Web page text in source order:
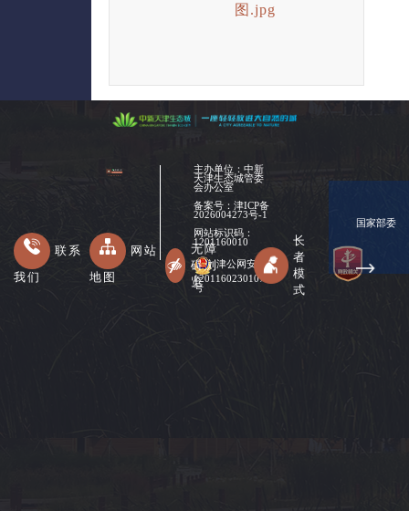
图.jpg
主办单位：中新
天津生态城管委
会办公室
备案号： 津ICP备
2026004273号-1
网站标识码：
1201160010
津公网安备
12011602301078
号
联系
我们
网站
地图
无障
碍浏
览
长
者
模
式
国家部委